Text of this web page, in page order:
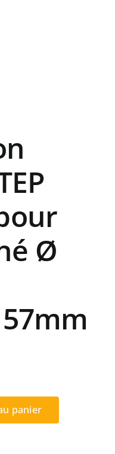
Ø
panier